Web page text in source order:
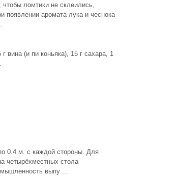
ломтики не склеились,
появлении аромата лука и чеснока
вина (и пи коньяка), 15 г сахара, 1
0.4 м. с каждой стороны. Для
четырёхместных стола
выпу ...